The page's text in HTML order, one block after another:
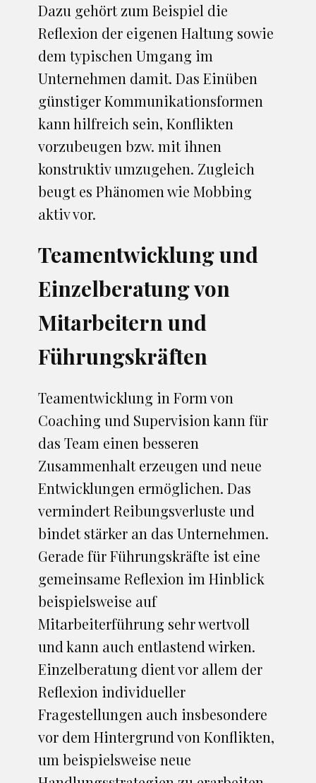
Dazu gehört zum Beispiel die
Reflexion der eigenen Haltung sowie
dem typischen Umgang im
Unternehmen damit. Das Einüben
günstiger Kommunikationsformen
kann hilfreich sein, Konflikten
vorzubeugen bzw. mit ihnen
konstruktiv umzugehen. Zugleich
beugt es Phänomen wie Mobbing
aktiv vor.
Teamentwicklung und
Einzelberatung von
Mitarbeitern und
Führungskräften
Teamentwicklung in Form von
Coaching und Supervision kann für
das Team einen besseren
Zusammenhalt erzeugen und neue
Entwicklungen ermöglichen. Das
vermindert Reibungsverluste und
bindet stärker an das Unternehmen.
Gerade für Führungskräfte ist eine
gemeinsame Reflexion im Hinblick
beispielsweise auf
Mitarbeiterführung sehr wertvoll
und kann auch entlastend wirken.
Einzelberatung dient vor allem der
Reflexion individueller
Fragestellungen auch insbesondere
vor dem Hintergrund von Konflikten,
um beispielsweise neue